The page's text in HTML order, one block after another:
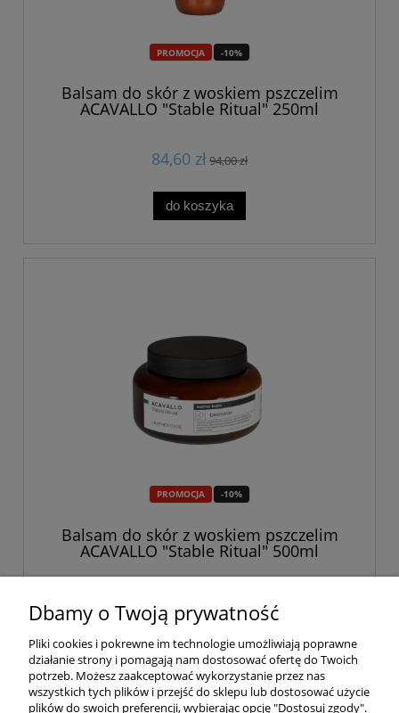
PROMOCJA -10%
Balsam do skór z woskiem pszczelim
ACAVALLO "Stable Ritual" 250ml
84,60 zł94,00 zł
do koszyka
PROMOCJA -10%
Balsam do skór z woskiem pszczelim
ACAVALLO "Stable Ritual" 500ml
84,60 zł
do koszyka
Dbamy o Twoją prywatność
Pliki cookies i pokrewne im technologie umożliwiają poprawne
działanie strony i pomagają nam dostosować ofertę do Twoich
potrzeb. Możesz zaakceptować wykorzystanie przez nas
wszystkich tych plików i przejść do sklepu lub dostosować użycie
plików do swoich preferencji, wybierając opcję "Dostosuj zgody".